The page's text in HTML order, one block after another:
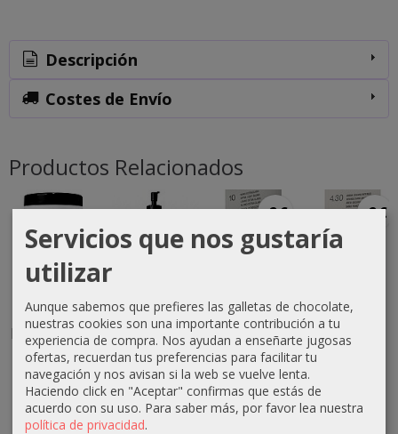
Descripción
Costes de Envío
Productos Relacionados
Mascarilla
Absoluk
Diagnostic
Total...
10,90 €
Champú
Absoluk
Diagnostic
Total...
10,90 €
-2 €
Tinte
Equium
N10 Rubio
Extraclaro...
4,31 €
6,61 €
-2 €
Equium
N4.30
Arena
Servicios que nos gustaría
utilizar
Aunque sabemos que prefieres las galletas de chocolate,
nuestras cookies son una importante contribución a tu
experiencia de compra. Nos ayudan a enseñarte jugosas
ofertas, recuerdan tus preferencias para facilitar tu
navegación y nos avisan si la web se vuelve lenta.
Haciendo click en "Aceptar" confirmas que estás de
acuerdo con su uso. Para saber más, por favor lea nuestra
política de privacidad.